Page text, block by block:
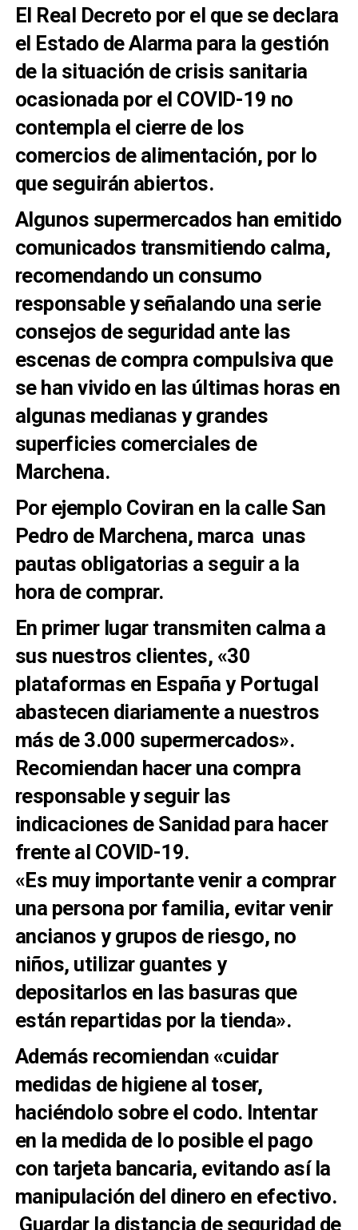
El Real Decreto por el que se declara
el Estado de Alarma para la gestión
de la situación de crisis sanitaria
ocasionada por el COVID-19 no
contempla el cierre de los
comercios de alimentación, por lo
que seguirán abiertos.
Algunos supermercados han emitido
comunicados transmitiendo calma,
recomendando un consumo
responsable y señalando una serie
consejos de seguridad ante las
escenas de compra compulsiva que
se han vivido en las últimas horas en
algunas medianas y grandes
superficies comerciales de
Marchena.
Por ejemplo Coviran en la calle San
Pedro de Marchena, marca unas
pautas obligatorias a seguir a la
hora de comprar.
En primer lugar transmiten calma a
sus nuestros clientes, «30
plataformas en España y Portugal
abastecen diariamente a nuestros
más de 3.000 supermercados».
Recomiendan hacer una compra
responsable y seguir las
indicaciones de Sanidad para hacer
frente al COVID-19.
«Es muy importante venir a comprar
una persona por familia, evitar venir
ancianos y grupos de riesgo, no
niños, utilizar guantes y
depositarlos en las basuras que
están repartidas por la tienda».
Además recomiendan «cuidar
medidas de higiene al toser,
haciéndolo sobre el codo. Intentar
en la medida de lo posible el pago
con tarjeta bancaria, evitando así la
manipulación del dinero en efectivo.
Guardar la distancia de seguridad de